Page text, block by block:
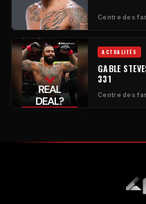
Centre des
ACTUALITÉS
GABLE
331
Centre des